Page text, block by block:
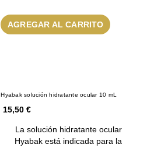
AGREGAR AL CARRITO
Hyabak solución hidratante ocular 10 mL
15,50 €
La solución hidratante ocular
Hyabak está indicada para la